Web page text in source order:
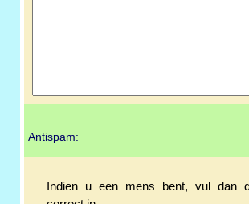
Antispam:
Indien u een mens bent, vul dan